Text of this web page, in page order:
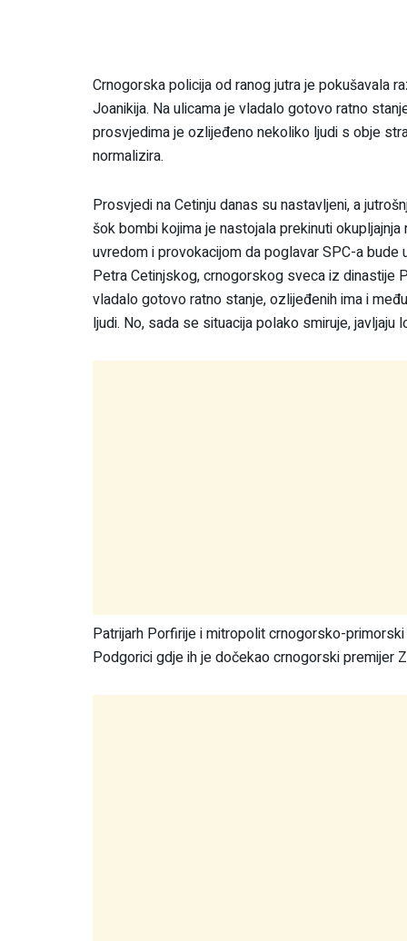
Crnogorska policija od ranog jutra je pokušavala
Joanikija. Na ulicama je vladalo gotovo ratno
prosvjedima je ozlijeđeno nekoliko ljudi s obje
normalizira.
Prosvjedi na Cetinju danas su nastavljeni, a
šok bombi kojima je nastojala prekinuti
uvredom i provokacijom da poglavar SPC-a
Petra Cetinjskog, crnogorskog sveca iz dinastije
vladalo gotovo ratno stanje, ozlijeđenih ima i
ljudi. No, sada se situacija polako smiruje, javljaju
Patrijarh Porfirije i mitropolit crnogorsko-
Podgorici gdje ih je dočekao crnogorski premijer